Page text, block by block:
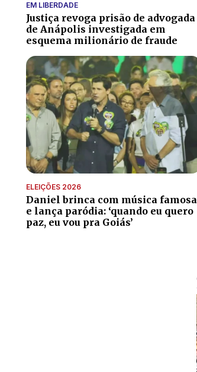
EM LIBERDADE
Justiça revoga prisão de advogada
de Anápolis investigada em
esquema milionário de fraude
ELEIÇÕES 2026
Daniel brinca com música famosa
e lança paródia: ‘quando eu quero
paz, eu vou pra Goiás’